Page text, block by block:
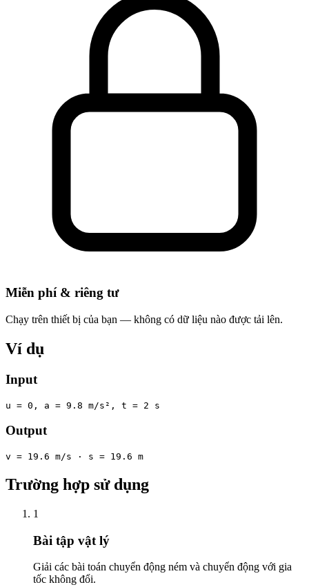
Miễn phí & riêng tư
Chạy trên thiết bị của bạn — không có dữ liệu nào được tải lên.
Ví dụ
Input
u = 0, a = 9.8 m/s², t = 2 s
Output
v = 19.6 m/s · s = 19.6 m
Trường hợp sử dụng
1
Bài tập vật lý
Giải các bài toán chuyển động ném và chuyển động với gia
tốc không đổi.